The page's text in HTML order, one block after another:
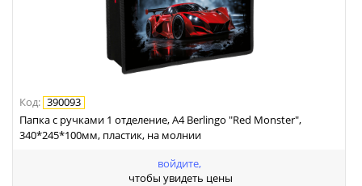
Код: 390093
Папка с ручками 1 отделение, А4 Berlingo "Red Monster",
340*245*100мм, пластик, на молнии
войдите,
чтобы увидеть цены